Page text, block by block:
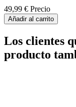
49,99 € Precio
Añadir al carrito
Los clientes
producto